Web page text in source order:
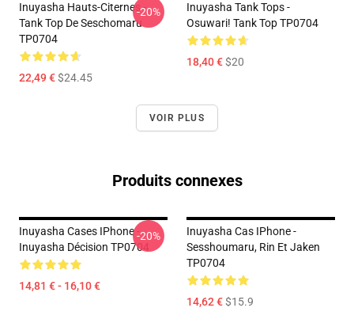
Inuyasha Hauts-Citernes -
Tank Top De Seschomaru
TP0704
22,49 €$24.45
-20%
Inuyasha Tank Tops -
Osuwari! Tank Top TP0704
18,40 €$20
VOIR PLUS
Produits connexes
Inuyasha Cases IPhone -
Inuyasha Décision TP0704
14,81 € - 16,10 €
-20%
Inuyasha Cas IPhone -
Sesshoumaru, Rin Et Jaken
TP0704
14,62 €$15.9